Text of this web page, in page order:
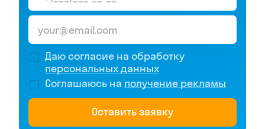
Даю согласие на обработку
персональных данных
Соглашаюсь на получение рекламы
Оставить заявку